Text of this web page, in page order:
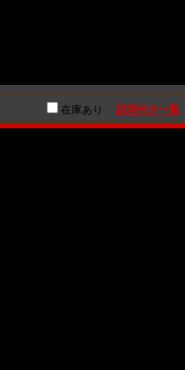
在庫あり 説明付き一覧